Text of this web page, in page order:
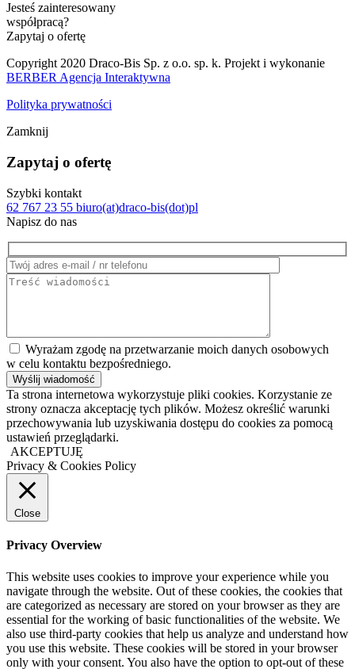
Jesteś zainteresowany
współpracą?
Zapytaj o ofertę
Copyright 2020 Draco-Bis Sp. z o.o. sp. k. Projekt i wykonanie
BERBER Agencja Interaktywna
Polityka prywatności
Zamknij
Zapytaj o ofertę
Szybki kontakt
62 767 23 55 biuro(at)draco-bis(dot)pl
Napisz do nas
Wyrażam zgodę na przetwarzanie moich danych osobowych
w celu kontaktu bezpośredniego.
Ta strona internetowa wykorzystuje pliki cookies. Korzystanie ze
strony oznacza akceptację tych plików. Możesz określić warunki
przechowywania lub uzyskiwania dostępu do cookies za pomocą
ustawień przeglądarki.
AKCEPTUJĘ
Privacy & Cookies Policy
Close
Privacy Overview
This website uses cookies to improve your experience while you
navigate through the website. Out of these cookies, the cookies that
are categorized as necessary are stored on your browser as they are
essential for the working of basic functionalities of the website. We
also use third-party cookies that help us analyze and understand how
you use this website. These cookies will be stored in your browser
only with your consent. You also have the option to opt-out of these